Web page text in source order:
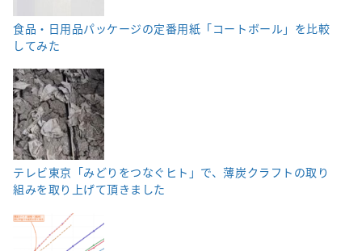
食品・日用品パッケージの定番用紙「コートボール」を比較
してみた
テレビ東京「みどりをつなぐヒト」で、薄炭クラフトの取り
組みを取り上げて頂きました